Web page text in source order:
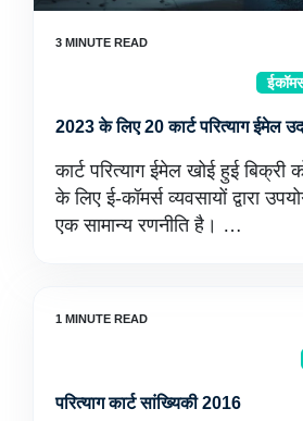
2023 के लिए 20 कार्ट परित्याग ईमेल
कार्ट परित्याग ईमेल खोई हुई बिक्री
के लिए ई-कॉमर्स व्यवसायों द्वारा
एक सामान्य रणनीति है। …
परित्याग कार्ट सांख्यिकी 2016